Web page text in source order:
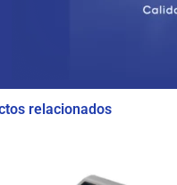
relacionados